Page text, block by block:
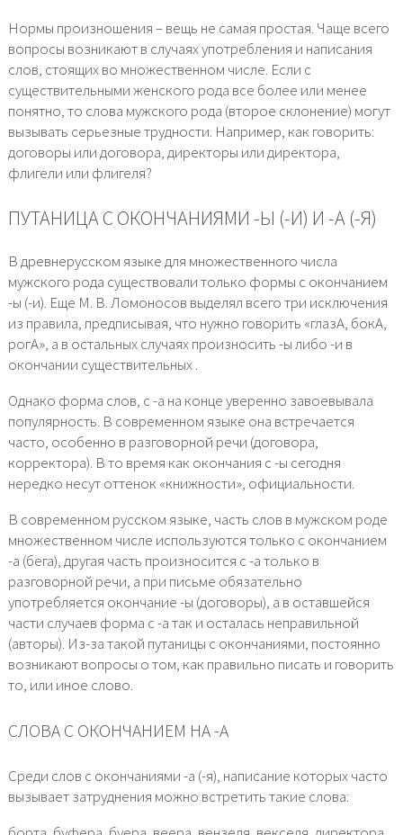
Нормы произношения – вещь не самая простая. Чаще всего
вопросы возникают в случаях употребления и написания
слов, стоящих во множественном числе. Если с
существительными женского рода все более или менее
понятно, то слова мужского рода (второе склонение) могут
вызывать серьезные трудности. Например, как говорить:
договоры или договора, директоры или директора,
флигели или флигеля?
ПУТАНИЦА С ОКОНЧАНИЯМИ -Ы (-И) И -А (-Я)
В древнерусском языке для множественного числа
мужского рода существовали только формы с окончанием
-ы (-и). Еще М. В. Ломоносов выделял всего три исключения
из правила, предписывая, что нужно говорить «глазА, бокА,
рогА», а в остальных случаях произносить -ы либо -и в
окончании существительных .
Однако форма слов, с -а на конце уверенно завоевывала
популярность. В современном языке она встречается
часто, особенно в разговорной речи (договора,
корректора). В то время как окончания с -ы сегодня
нередко несут оттенок «книжности», официальности.
В современном русском языке, часть слов в мужском роде
множественном числе используются только с окончанием
-а (бега), другая часть произносится с -а только в
разговорной речи, а при письме обязательно
употребляется окончание -ы (договоры), а в оставшейся
части случаев форма с -а так и осталась неправильной
(авторы). Из-за такой путаницы с окончаниями, постоянно
возникают вопросы о том, как правильно писать и говорить
то, или иное слово.
СЛОВА С ОКОНЧАНИЕМ НА -А
Среди слов с окончаниями -а (-я), написание которых часто
вызывает затруднения можно встретить такие слова: